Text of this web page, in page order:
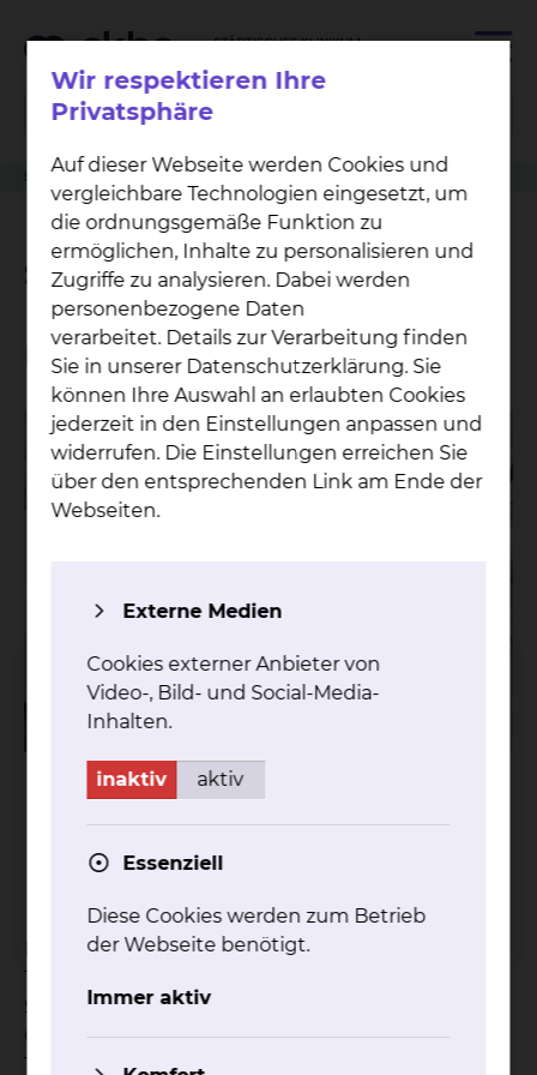
September 2020
September 2020
Mika Tolksdorf
Mika Tolksdorf wurde am 11. September 2020 um
16:39 Uhr in der Frauenklinik am Standort Celler
Straße geboren. Er ist 51 cm groß und wiegt 3495
Gramm. Seine Eltern sind Nadine und David
Tolksdorf.
Wir respektieren Ihre
Privatsphäre
Auf dieser Webseite werden Cookies und
vergleichbare Technologien eingesetzt, um
die ordnungsgemäße Funktion zu
ermöglichen, Inhalte zu personalisieren und
Zugriffe zu analysieren. Dabei werden
personenbezogene Daten
verarbeitet. Details zur Verarbeitung finden
Sie in unserer Datenschutzerklärung. Sie
können Ihre Auswahl an erlaubten Cookies
jederzeit in den Einstellungen anpassen und
widerrufen. Die Einstellungen erreichen Sie
über den entsprechenden Link am Ende der
Webseiten.
Externe Medien
Cookies externer Anbieter von
Video-, Bild- und Social-Media-
Inhalten.
inaktiv aktiv
Essenziell
Diese Cookies werden zum Betrieb
der Webseite benötigt.
Immer aktiv